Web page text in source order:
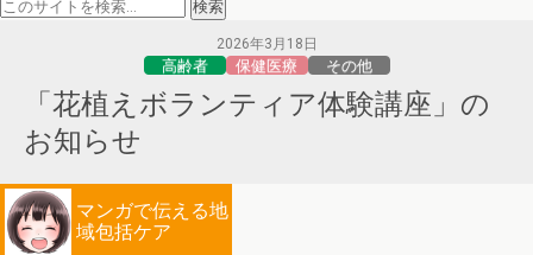
2026年3月18日
高齢者 保健医療 その他
「花植えボランティア体験講座」の
お知らせ
マンガで伝える地
域包括ケア